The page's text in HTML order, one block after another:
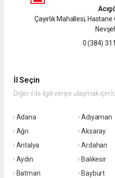
Çayırlık Mahallesi, Hastane
0 (384)
İl Seçin
Diğer il ile ilgili veriye ulaşmak için
Adana Adıyaman
Ağrı
Aksaray
Antalya
Ardahan
Aydın
Balıkesir
Batman
Bayburt